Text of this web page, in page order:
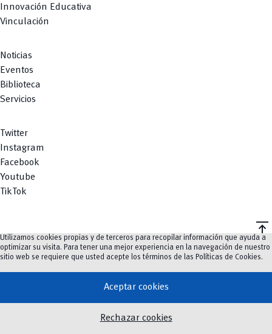
Innovación Educativa
Vinculación
Noticias
Eventos
Biblioteca
Servicios
Twitter
Instagram
Facebook
Youtube
TikTok
vertical_align_top
©2023-2026UCuenca.
Utilizamos cookies propias y de terceros para recopilar información que ayuda a
optimizar su visita. Para tener una mejor experiencia en la navegación de nuestro
sitio web se requiere que usted acepte los términos de las Políticas de Cookies.
Aceptar cookies
Rechazar cookies